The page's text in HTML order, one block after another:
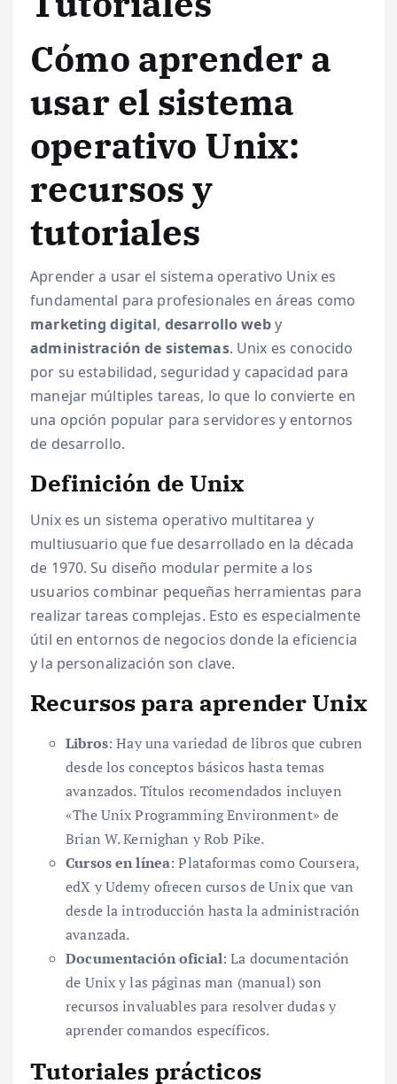
Cómo aprender a
usar el sistema
operativo Unix:
recursos y
tutoriales
Aprender a usar el sistema operativo Unix es
fundamental para profesionales en áreas como
marketing digital, desarrollo weby
administración de sistemas. Unix es conocido
por su estabilidad, seguridad y capacidad para
manejar múltiples tareas, lo que lo convierte en
una opción popular para servidores y entornos
de desarrollo.
Definición de Unix
Unix es un sistema operativo multitarea y
multiusuario que fue desarrollado en la década
de 1970. Su diseño modular permite a los
usuarios combinar pequeñas herramientas para
realizar tareas complejas. Esto es especialmente
útil en entornos de negocios donde la eficiencia
y la personalización son clave.
Recursos para aprender Unix
Libros: Hay una variedad de libros que cubren
desde los conceptos básicos hasta temas
avanzados. Títulos recomendados incluyen
«The Unix Programming Environment» de
Brian W. Kernighan y Rob Pike.
Cursos en línea: Plataformas como Coursera,
edX y Udemy ofrecen cursos de Unix que van
desde la introducción hasta la administración
avanzada.
Documentación oficial: La documentación
de Unix y las páginas man (manual) son
recursos invaluables para resolver dudas y
aprender comandos específicos.
Tutoriales prácticos